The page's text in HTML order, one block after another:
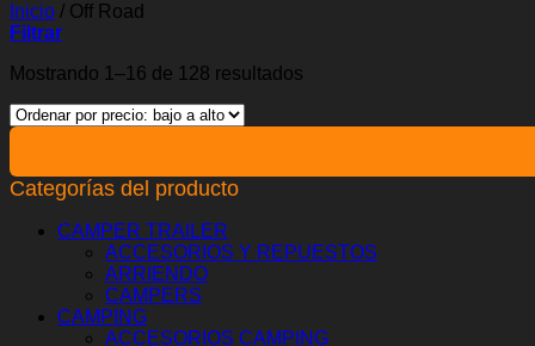
Inicio / Off Road
Filtrar
Mostrando 1–16 de 128 resultados
alto
Categorías del producto
CAMPER TRAILER
ACCESORIOS Y REPUESTOS
ARRIENDO
CAMPERS
CAMPING
ACCESORIOS CAMPING